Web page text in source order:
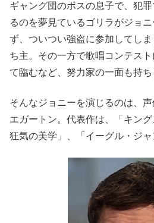
ギャング団のボスの息子で、犯
るのを夢見ているゴリラがジョ
ず、ついつい強盗に参加してし
ち主。その一方で歌唱コンテス
て臨むなど、努力家の一面も持ち
そんなジョニーを演じるのは、
エガートン。代表作は、「キン
狂気の美学」、「イーグル・ジャ